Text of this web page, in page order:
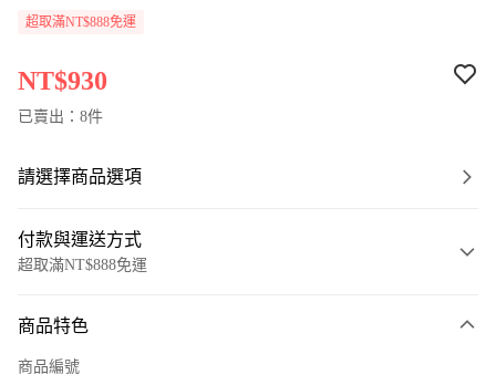
超取滿NT$888免運
NT$930
已賣出：8件
請選擇商品選項
付款與運送方式
超取滿NT$888免運
信用卡一次付款
商品特色
商品編號